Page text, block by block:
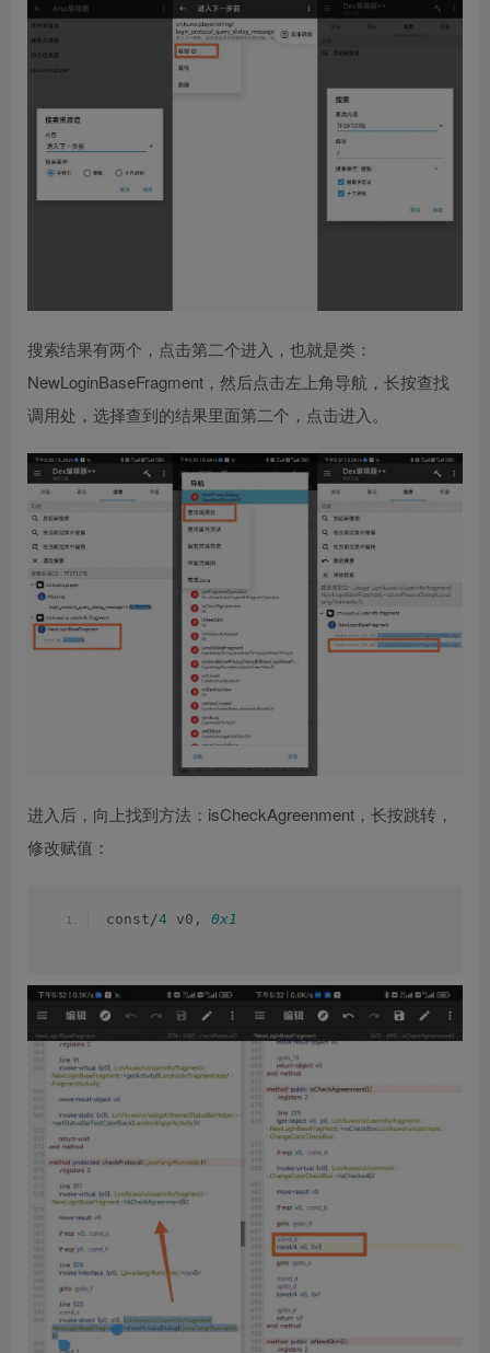
搜索结果有两个，点击第二个进入，也就是类：
NewLoginBaseFragment，然后点击左上角导航，长按查找
调用处，选择查到的结果里面第二个，点击进入。
进入后，向上找到方法：isCheckAgreenment，长按跳转，
修改赋值：
const/4 v0, 0x1